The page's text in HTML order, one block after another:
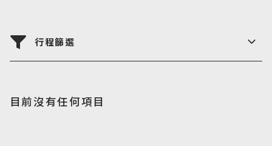
Southeast Asia
行程篩選
目前沒有任何項目